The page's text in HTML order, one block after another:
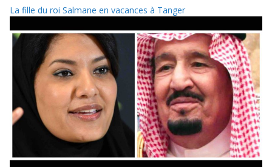
La fille du roi Salmane en vacances à Tanger